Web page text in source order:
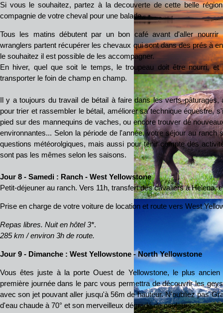
Si vous le souhaitez, partez à la decouverte de cette belle
compagnie de votre cheval pour une balade..
Tous les matins débutent par un bon café avant d'aller nourrir
wranglers partent récupérer les chevaux qui sont dans des prés à
le souhaitez il est possible de les accompagner.
En hiver, quel que soit le temps, le troupeau doit être nourri, et
transporter le foin de champ en champ.
Il y a toujours du travail de bétail à faire dans les verts
pour trier et rassembler le bétail, améliorer sa technique équestre,
pied sur des mannequins de vaches, ou encore trouver de
environnantes... Selon la période de l'année, votre séjour au ranch
questions météorolgiques, mais aussi pour tenir compte des
sont pas les mêmes selon les saisons.
Jour 8 - Samedi : Ranch - West Yellowstone
Petit-déjeuner au ranch. Vers 11h, transfert des cavaliers à Helena,
Prise en charge de votre voiture de location et route vers West
Repas libres. Nuit en hôtel 3*.
285 km / environ 3h de route.
Jour 9 - Dimanche : West Yellowstone - North Yellowstone
Vous êtes juste à la porte Ouest de Yellowstone, le plus
première journée dans le parc vous permettra de découvrir les
avec son jet pouvant aller jusqu'à 56m de hauteur. N'oubliez pas
d'eau chaude à 70° et son merveilleux dégradé de couleurs.